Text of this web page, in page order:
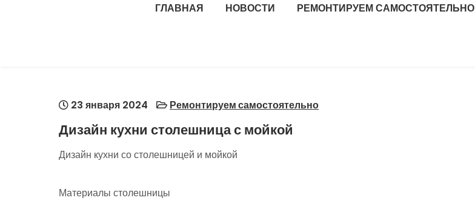
ГЛАВНАЯ НОВОСТИ РЕМОНТИРУЕМ САМОСТОЯТЕЛЬНО
23 января 2024 Ремонтируем самостоятельно
Дизайн кухни столешница с мойкой
Дизайн кухни со столешницей и мойкой
Материалы столешницы